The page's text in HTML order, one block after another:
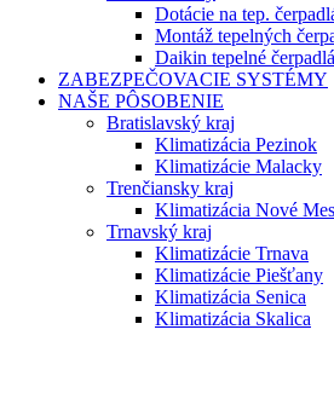
Dotácie na tep.
Montáž tepelných
Daikin tepelné čerpadlá
ZABEZPEČOVACIE SYSTÉMY
NAŠE PÔSOBENIE
Bratislavský kraj
Klimatizácia Pezinok
Klimatizácie Malacky
Trenčiansky kraj
Klimatizácia Nové
Trnavský kraj
Klimatizácie Trnava
Klimatizácie Piešťany
Klimatizácia Senica
Klimatizácia Skalica